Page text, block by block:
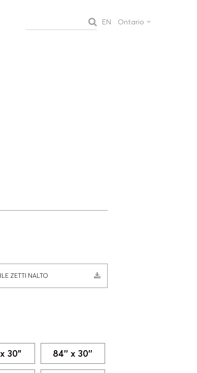
EN Ontario
ZETTI NALTO
30" 84'' x 30''